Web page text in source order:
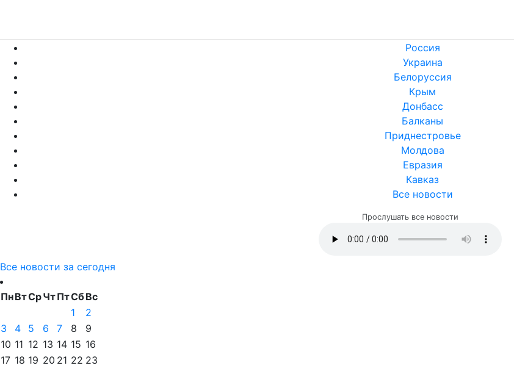
Россия
Украина
Белоруссия
Крым
Донбасс
Балканы
Приднестровье
Молдова
Евразия
Кавказ
Все новости
Прослушать все новости
Все новости за сегодня
ПнВтСрЧтПтСбВс
1
2
3
4 5 6 7 8
9
10 11 12 13 14 15 16
17 18 19 20 21 22 23